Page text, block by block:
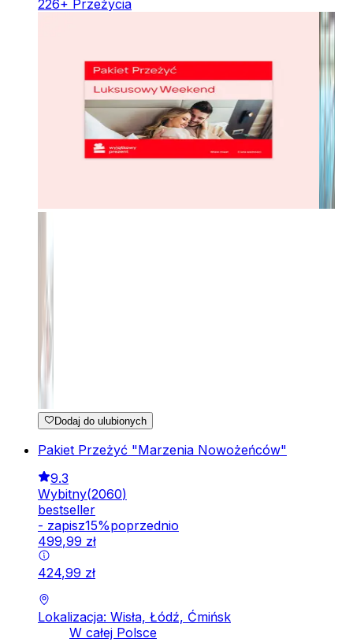
226+ Przeżycia
Dodaj do ulubionych
Pakiet Przeżyć "Marzenia Nowożeńców"
9.3
Wybitny(2060)
bestseller
- zapisz15%poprzednio
499,99 zł
424,99 zł
Lokalizacja: Wisła, Łódź, Ćmińsk
W całej Polsce